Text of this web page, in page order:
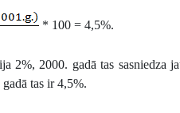
* 100 = 4,5%.
2%, 2000. gadā tas sasniedza
tas ir 4,5%.